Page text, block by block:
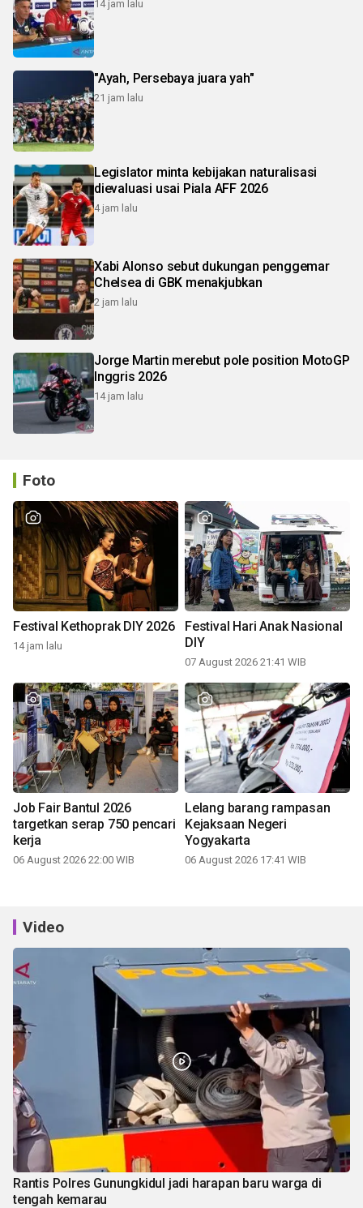
14 jam lalu
"Ayah, Persebaya juara yah"
21 jam lalu
Legislator minta kebijakan naturalisasi
dievaluasi usai Piala AFF 2026
4 jam lalu
Xabi Alonso sebut dukungan penggemar
Chelsea di GBK menakjubkan
2 jam lalu
Jorge Martin merebut pole position MotoGP
Inggris 2026
14 jam lalu
Foto
Festival Kethoprak DIY 2026
14 jam lalu
Festival Hari Anak Nasional
DIY
07 August 2026 21:41 WIB
Job Fair Bantul 2026
targetkan serap 750 pencari
kerja
06 August 2026 22:00 WIB
Lelang barang rampasan
Kejaksaan Negeri
Yogyakarta
06 August 2026 17:41 WIB
Video
Rantis Polres Gunungkidul jadi harapan baru warga di
tengah kemarau